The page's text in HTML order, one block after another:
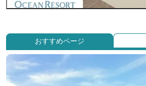
おすすめページ